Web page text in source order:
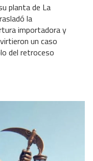
planta de La
la
importadora y
un caso
del retroceso